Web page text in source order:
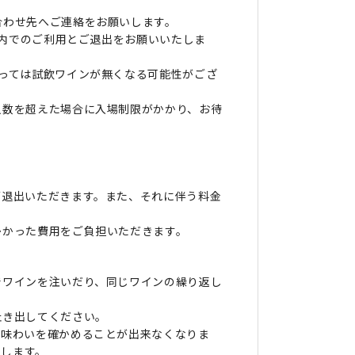
せ先へご連絡をお願いします。
のご利用とご退出をお願いいたしま
ては試飲ワインが無くなる可能性がござ
を超えた場合に入場制限がかかり、お待
出いただきます。また、それに伴う料金
った費用をご負担いただきます。
インを注いだり、同じワインの繰り返し
出してください。
わいを確かめることが出来なくなりま
ます。